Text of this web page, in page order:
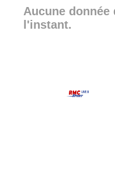
Aucune
l'instant.